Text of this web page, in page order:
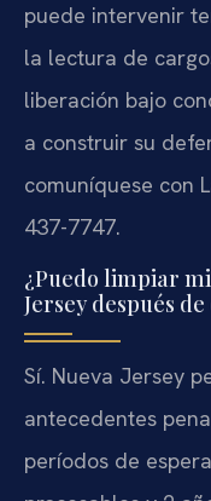
puede intervenir
la lectura de
liberación bajo
a construir su
comuníquese con
437-7747.
¿Puedo limpiar
Jersey después
Sí. Nueva Jersey
antecedentes
períodos de